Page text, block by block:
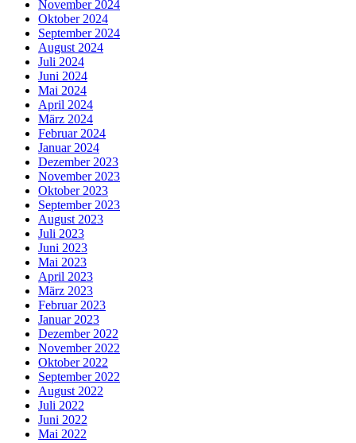
November 2024
Oktober 2024
September 2024
August 2024
Juli 2024
Juni 2024
Mai 2024
April 2024
März 2024
Februar 2024
Januar 2024
Dezember 2023
November 2023
Oktober 2023
September 2023
August 2023
Juli 2023
Juni 2023
Mai 2023
April 2023
März 2023
Februar 2023
Januar 2023
Dezember 2022
November 2022
Oktober 2022
September 2022
August 2022
Juli 2022
Juni 2022
Mai 2022